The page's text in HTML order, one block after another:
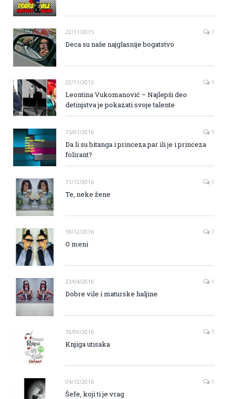
22/11/2015 1
Deca su naše najglasnije bogatstvo
22/11/2015 1
Leontina Vukomanović – Najlepši deo
detinjstva je pokazati svoje talente
15/01/2016 1
Da li su bitanga i princeza par ili je i princeza
folirant?
11/12/2016 1
Te, neke žene
18/12/2016 1
O meni
23/04/2016 1
Dobre vile i maturske haljine
18/09/2016 1
Knjiga utisaka
04/12/2016 1
Šefe, koji ti je vrag